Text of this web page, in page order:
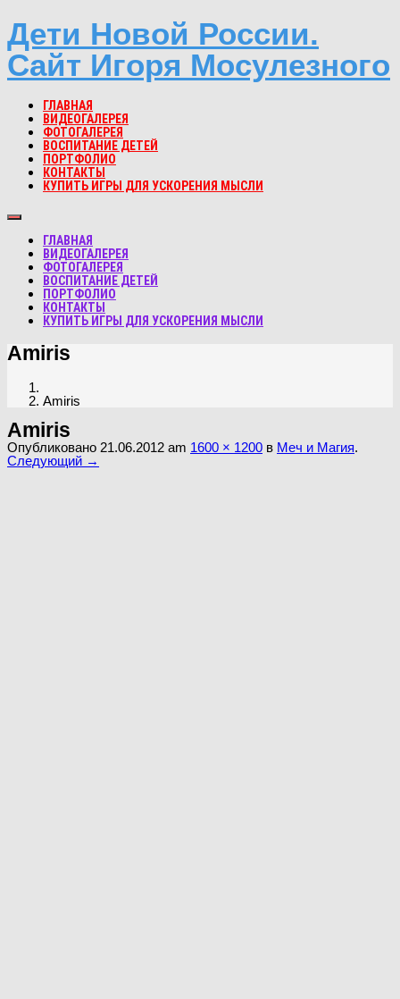
Дети Новой России.
Сайт Игоря Мосулезного
ГЛАВНАЯ
ВИДЕОГАЛЕРЕЯ
ФОТОГАЛЕРЕЯ
ВОСПИТАНИЕ ДЕТЕЙ
ПОРТФОЛИО
КОНТАКТЫ
КУПИТЬ ИГРЫ ДЛЯ УСКОРЕНИЯ МЫСЛИ
ГЛАВНАЯ
ВИДЕОГАЛЕРЕЯ
ФОТОГАЛЕРЕЯ
ВОСПИТАНИЕ ДЕТЕЙ
ПОРТФОЛИО
КОНТАКТЫ
КУПИТЬ ИГРЫ ДЛЯ УСКОРЕНИЯ МЫСЛИ
Amiris
Amiris
Amiris
Опубликовано 21.06.2012 am 1600 × 1200 в Меч и Магия.
Следующий →